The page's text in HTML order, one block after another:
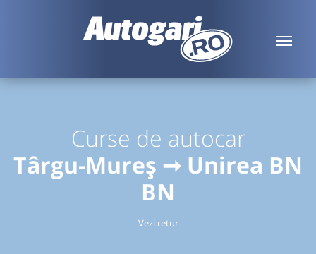
Curse de autocar
Târgu-Mureș ➞ Unirea BN
BN
Vezi retur